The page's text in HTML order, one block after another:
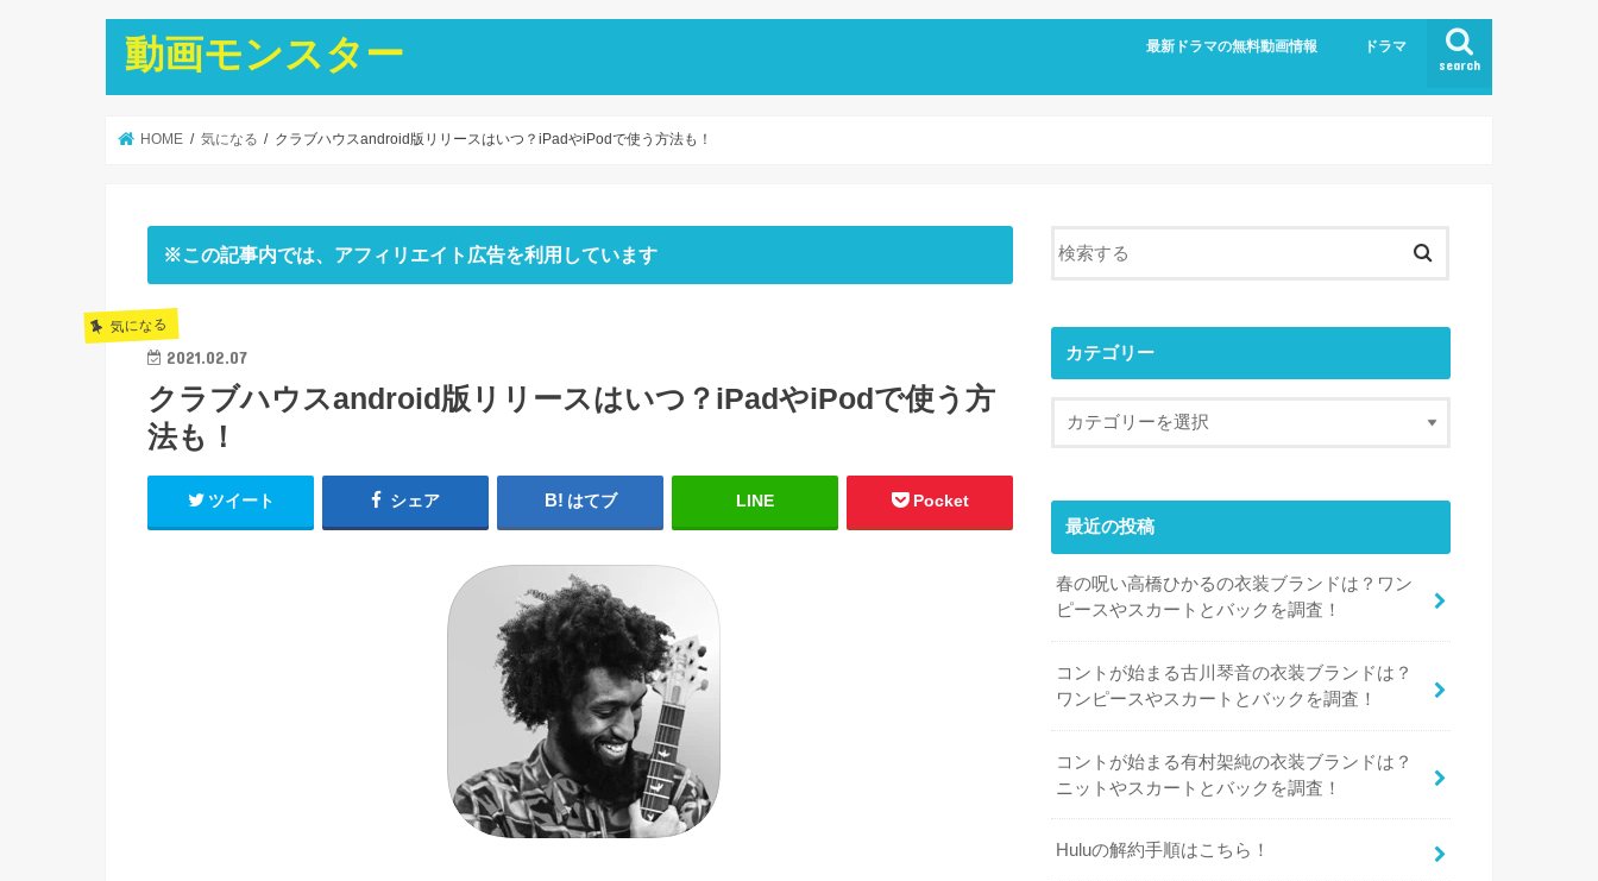
動画モンスター search
最新ドラマの無料動画情報 ドラマ
HOME 気になる クラブハウスandroid版リリースはいつ？iPadやiPodで使う方法も！
※この記事内では、アフィリエイト広告を利用しています
気になる
2021.02.07
クラブハウスandroid版リリースはいつ？iPadやiPodで使う方
法も！
ツイート シェア はてブ LINE Pocket
カテゴリー
最近の投稿
春の呪い高橋ひかるの衣装ブランドは？ワン
ピースやスカートとバックを調査！
コントが始まる古川琴音の衣装ブランドは？
ワンピースやスカートとバックを調査！
コントが始まる有村架純の衣装ブランドは？
ニットやスカートとバックを調査！
Huluの解約手順はこちら！